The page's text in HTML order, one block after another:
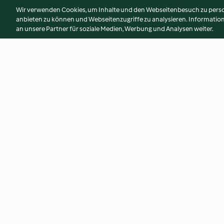
Wir verwenden Cookies, um Inhalte und den Webseitenbesuch zu
anbieten zu können und Webseitenzugriffe zu analysieren.
an unsere Partner für soziale Medien, Werbung und Analysen weiter.